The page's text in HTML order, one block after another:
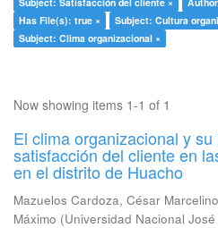
Has File(s): true ×
Subject: Cultura
Subject: Clima organizacional ×
Now showing items 1-1 of 1
El clima organizacional y
satisfacción del cliente en
en el distrito de Huacho
Mazuelos Cardoza, César Marcelino
Máximo (Universidad Nacional